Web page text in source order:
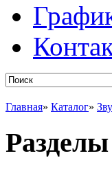
Главная» Каталог»
Разделы